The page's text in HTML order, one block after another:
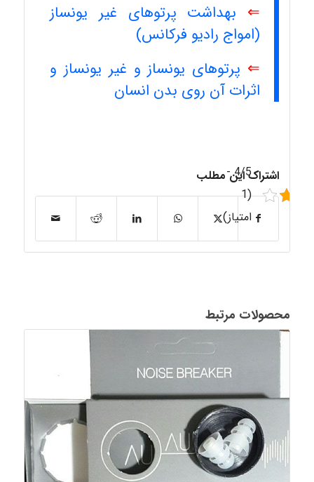
⇐ بهداشت پرتوهای غیر یونساز
(امواج رادیو فرکانس)
⇐ پرتوهای یونساز و غیر یونساز و
اثرات آن روی بدن انسان
اشتراک این مطلب
4/5 -
(1
امتیاز)
محصولات مرتبط